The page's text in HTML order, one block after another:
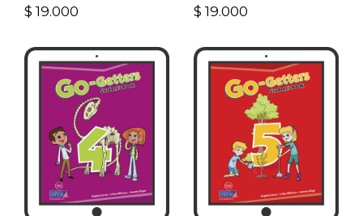
$ 19.000 $ 19.000
VER DETALLES VER DETALLES